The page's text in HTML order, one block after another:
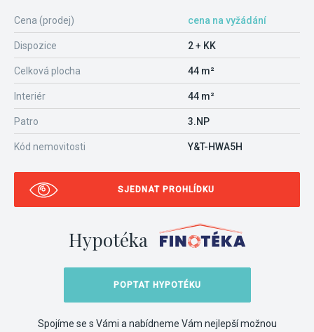
Cena (prodej) cena na vyžádání
Dispozice 2 + KK
Celková plocha 44 m²
Interiér 44 m²
Patro 3.NP
Kód nemovitosti Y&T-HWA5H
SJEDNAT PROHLÍDKU
Hypotéka
POPTAT HYPOTÉKU
Spojíme se s Vámi a nabídneme Vám nejlepší možnou